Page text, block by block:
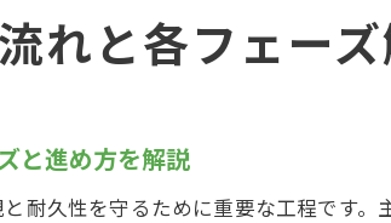
失敗しな
初めての外壁塗
れと各フェー
と進め方を解説
耐久性を守るために重要な工程です